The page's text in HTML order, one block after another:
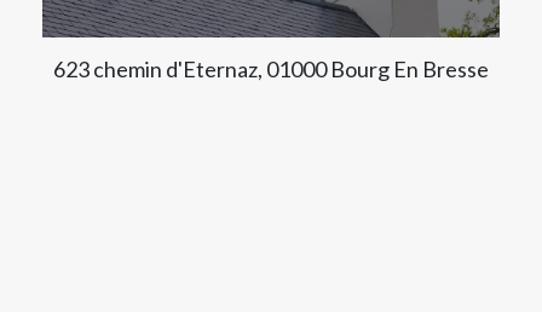
623 chemin d'Eternaz, 01000 Bourg En Bresse